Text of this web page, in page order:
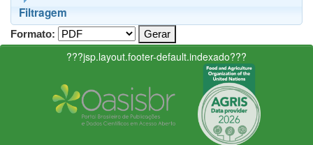
Filtragem
Formato:
???jsp.layout.footer-default.indexado???